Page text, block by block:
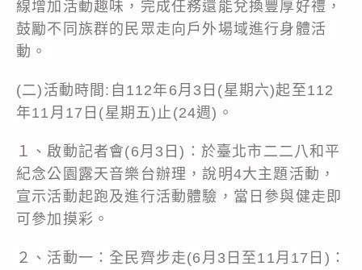
線增加活動趣味，完成任務還能兌換豐厚好禮，
鼓勵不同族群的民眾走向戶外場域進行身體活
動。
(二)活動時間:自112年6月3日(星期六)起至112
年11月17日(星期五)止(24週)。
１、啟動記者會(6月3日)：於臺北市二二八和平
紀念公園露天音樂台辦理，說明4大主題活動，
宣示活動起跑及進行活動體驗，當日參與健走即
可參加摸彩。
２、活動一：全民齊步走(6月3日至11月17日)：